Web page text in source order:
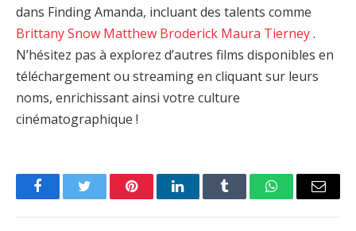
dans Finding Amanda, incluant des talents comme
Brittany Snow Matthew Broderick Maura Tierney.
N’hésitez pas à explorez d’autres films disponibles en
téléchargement ou streaming en cliquant sur leurs
noms, enrichissant ainsi votre culture
cinématographique !
FacebookTwitter PinterestLinkedInTumblr WhatsAppEmail